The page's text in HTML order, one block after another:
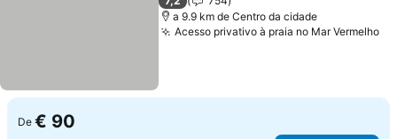
a 9.9 km de Centro da cidade
Acesso privativo à praia no Mar Vermelho
De € 90